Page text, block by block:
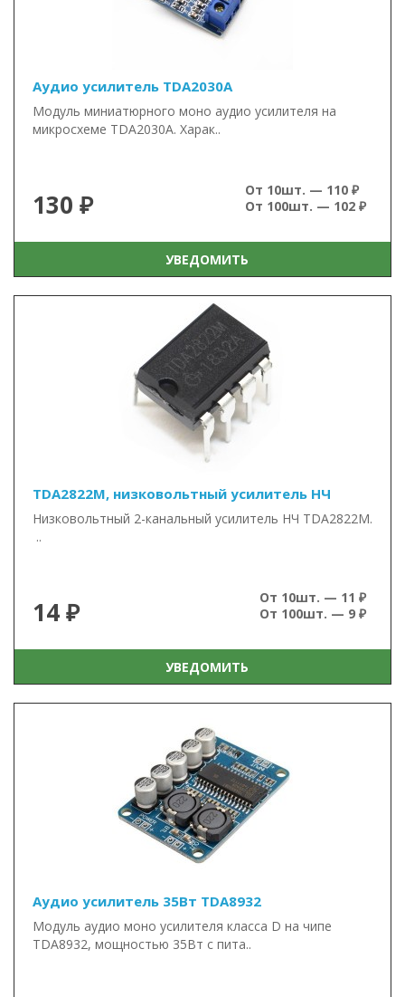
Аудио усилитель TDA2030A
Модуль миниатюрного моно аудио усилителя на
микросхеме TDA2030A. Харак..
130 ₽
От 10шт. — 110 ₽
От 100шт. — 102 ₽
УВЕДОМИТЬ
TDA2822M, низковольтный усилитель НЧ
Низковольтный 2-канальный усилитель НЧ TDA2822M.
..
14 ₽
От 10шт. — 11 ₽
От 100шт. — 9 ₽
УВЕДОМИТЬ
Аудио усилитель 35Вт TDA8932
Модуль аудио моно усилителя класса D на чипе
TDA8932, мощностью 35Вт с пита..